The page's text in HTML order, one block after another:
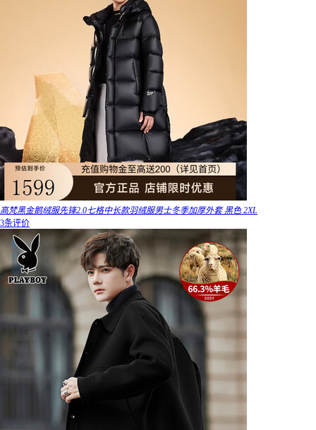
高梵黑金鹅绒服先锋2.0七格中长款羽绒服男士冬季加厚外套 黑色 2XL
3条评价